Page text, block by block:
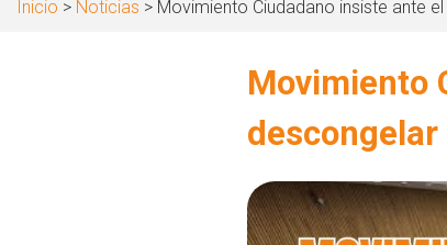
Inicio > Noticias > Movimiento Ciudadano insiste ante
Movimiento